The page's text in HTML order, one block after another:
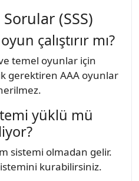
(SSS)
çalıştırır mı?
temel oyunlar için
gerektiren AAA oyunlar
yüklü mü
sistemi olmadan gelir.
kurabilirsiniz.